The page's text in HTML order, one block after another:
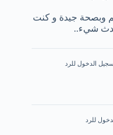
وبصحة جيدة و كنت
شيء..
الدخول للرد
للرد